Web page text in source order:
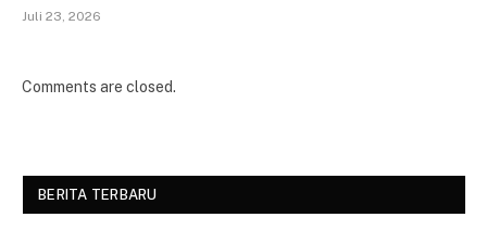
Juli 23, 2026
Comments are closed.
BERITA TERBARU